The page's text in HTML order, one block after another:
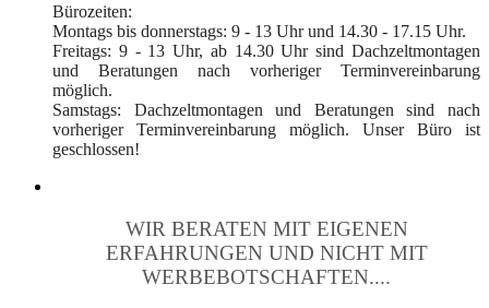
Bürozeiten:
Montags bis donnerstags: 9 - 13 Uhr und 14.30 - 17.15 Uhr.
Freitags: 9 - 13 Uhr, ab 14.30 Uhr sind Dachzeltmontagen
und Beratungen nach vorheriger Terminvereinbarung
möglich.
Samstags: Dachzeltmontagen und Beratungen sind nach
vorheriger Terminvereinbarung möglich. Unser Büro ist
geschlossen!
WIR BERATEN MIT EIGENEN
ERFAHRUNGEN UND NICHT MIT
WERBEBOTSCHAFTEN....